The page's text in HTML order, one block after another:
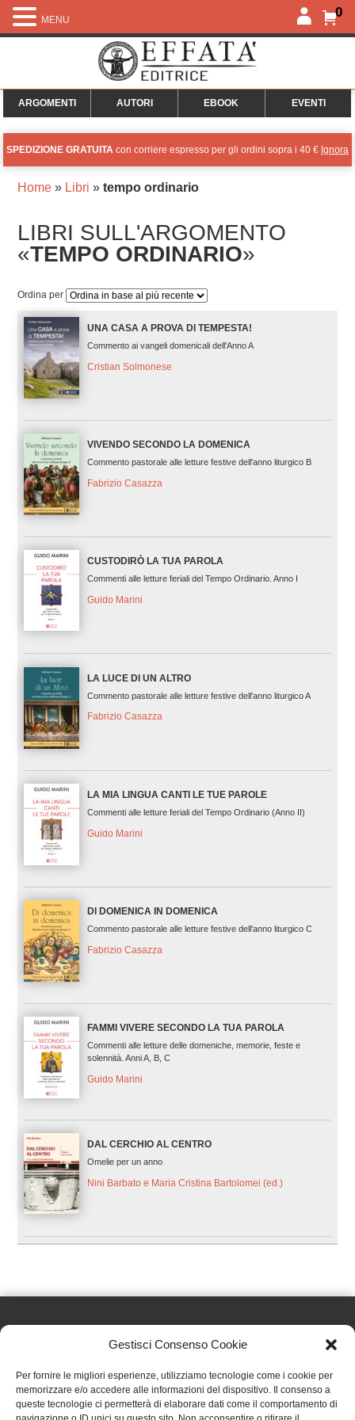
Gestisci Consenso Cookie
Per fornire le migliori esperienze, utilizziamo tecnologie come i cookie per
memorizzare e/o accedere alle informazioni del dispositivo. Il consenso a
queste tecnologie ci permetterà di elaborare dati come il comportamento di
0
ARGOMENTI AUTORI EBOOK EVENTI
SPEDIZIONE GRATUITA con corriere espresso per gli ordini sopra i 40 € Ignora
Home» Libri » tempo ordinario
LIBRI SULL'ARGOMENTO
«TEMPO ORDINARIO»
Ordina per
UNA CASA A PROVA DI TEMPESTA!
Commento ai vangeli domenicali dell'Anno A
Cristian Solmonese
VIVENDO SECONDO LA DOMENICA
Commento pastorale alle letture festive dell'anno liturgico B
Fabrizio Casazza
CUSTODIRÒ LA TUA PAROLA
Commenti alle letture feriali del Tempo Ordinario. Anno I
Guido Marini
LA LUCE DI UN ALTRO
Commento pastorale alle letture festive dell'anno liturgico A
Fabrizio Casazza
LA MIA LINGUA CANTI LE TUE PAROLE
Commenti alle letture feriali del Tempo Ordinario (Anno II)
Guido Marini
DI DOMENICA IN DOMENICA
Commento pastorale alle letture festive dell'anno liturgico C
Fabrizio Casazza
FAMMI VIVERE SECONDO LA TUA PAROLA
Commenti alle letture delle domeniche, memorie, feste e
solennità. Anni A, B, C
Guido Marini
DAL CERCHIO AL CENTRO
Omelie per un anno
Nini Barbato e Maria Cristina Bartolomei (ed.)
Effatà Editrice di Pellegrino Paolo SAS
C.F. e P.IVA 09655250018
Via Tre Denti, 1 - 10060 Cantalupa (TO)
MENU